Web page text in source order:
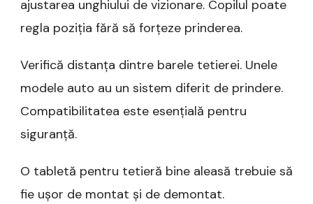
ajustarea unghiului de vizionare. Copilul poate
regla poziția fără să forțeze prinderea.
Verifică distanța dintre barele tetierei. Unele
modele auto au un sistem diferit de prindere.
Compatibilitatea este esențială pentru
siguranță.
O tabletă pentru tetieră bine aleasă trebuie să
fie ușor de montat și de demontat.